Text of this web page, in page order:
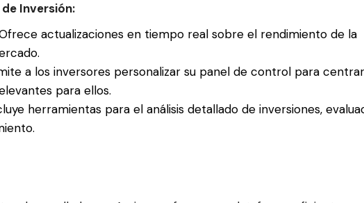
Inversión:
actualizaciones en tiempo real sobre el rendimiento de la
a los inversores personalizar su panel de control para
para ellos.
herramientas para el análisis detallado de inversiones,